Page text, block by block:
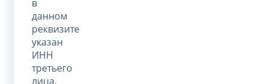
в
данном
реквизите
указан
ИНН
третьего
лица,